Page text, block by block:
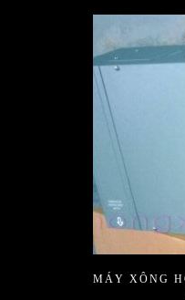
MÁY XÔNG